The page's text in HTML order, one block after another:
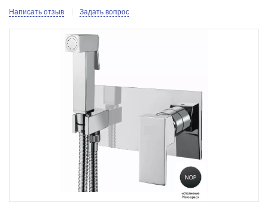
Написать отзыв Задать вопрос